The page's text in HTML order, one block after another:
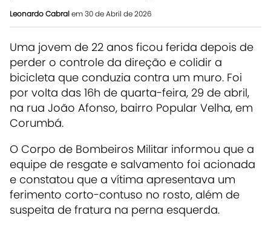
Leonardo Cabralem 30 de Abril de 2026
Uma jovem de 22 anos ficou ferida depois de
perder o controle da direção e colidir a
bicicleta que conduzia contra um muro. Foi
por volta das 16h de quarta-feira, 29 de abril,
na rua João Afonso, bairro Popular Velha, em
Corumbá.
O Corpo de Bombeiros Militar informou que a
equipe de resgate e salvamento foi acionada
e constatou que a vítima apresentava um
ferimento corto-contuso no rosto, além de
suspeita de fratura na perna esquerda.